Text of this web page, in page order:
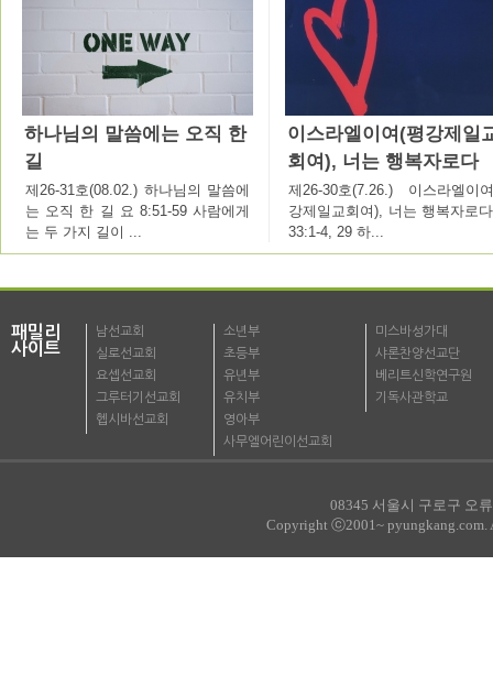
하나님의 말씀에는 오직 한
길
제26-31호(08.02.) 하나님의 말씀에
는 오직 한 길 요 8:51-59 사람에게
는 두 가지 길이 ...
이스라엘이여(평강제일
회여), 너는 행복자로다
제26-30호(7.26.) 이스라엘이
강제일교회여), 너는 행복자로
33:1-4, 29 하...
패밀리
사이트
남선교회
실로선교회
요셉선교회
그루터기선교회
헵시바선교회
소년부
초등부
유년부
유치부
영아부
사무엘어린이선교회
미스바성가대
샤론찬양선교단
베리트신학연구원
기독사관학교
08345 서울시 구로구 오
Copyright ⓒ2001~ pyungkang.com.